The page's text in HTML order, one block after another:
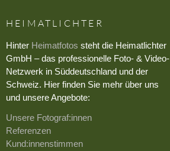
HEIMATLICHTER
Hinter Heimatfotos steht die Heimatlichter
GmbH – das professionelle Foto- & Video-
Netzwerk in Süddeutschland und der
Schweiz. Hier finden Sie mehr über uns
und unsere Angebote:
Unsere Fotograf:innen
Referenzen
Kund:innenstimmen